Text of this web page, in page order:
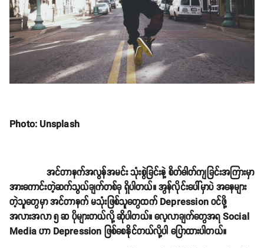
Photo: Unsplash
အင်တာနက်အလွန်အမင်း သုံးစွဲခြင်းနဲ့ စိတ်ဓါတ်ကျခြင်းအကြားမှာ
အားကောင်းတဲ့ဆက်သွယ်ချက်တစ်ခု ရှိပါတယ်။ အွန်လိုင်းပေါ်မှာပဲ အနေများ
တဲ့သူတွေမှာ အင်တာနက် မသုံးဖြစ်သူတွေထက် Depression ဝင်ဖို့
အလားအလာ ၅ ဆ ပိုများတယ်လို့ ဆိုပါတယ်။ လေ့လာချက်တွေအရ Social
Media ဟာ Depression ဖြစ်စေနိုင်တယ်လို့ပါ ပြောထားပါတယ်။